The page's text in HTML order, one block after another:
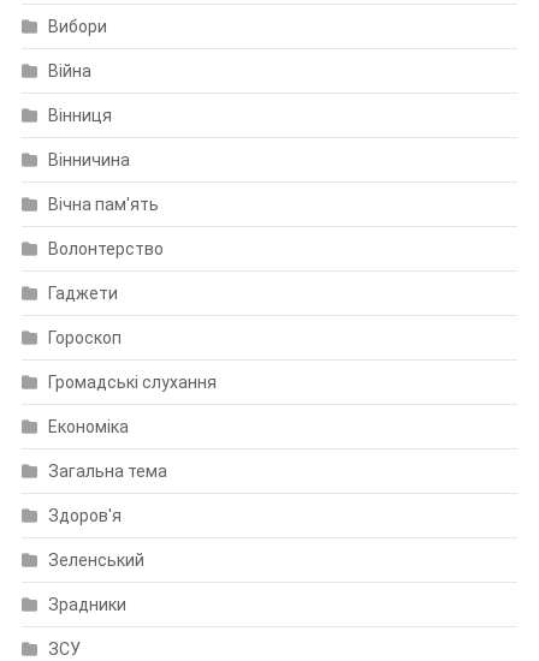
Вибори
Війна
Вінниця
Вінничина
Вічна пам'ять
Волонтерство
Гаджети
Гороскоп
Громадські слухання
Економіка
Загальна тема
Здоров'я
Зеленський
Зрадники
ЗСУ